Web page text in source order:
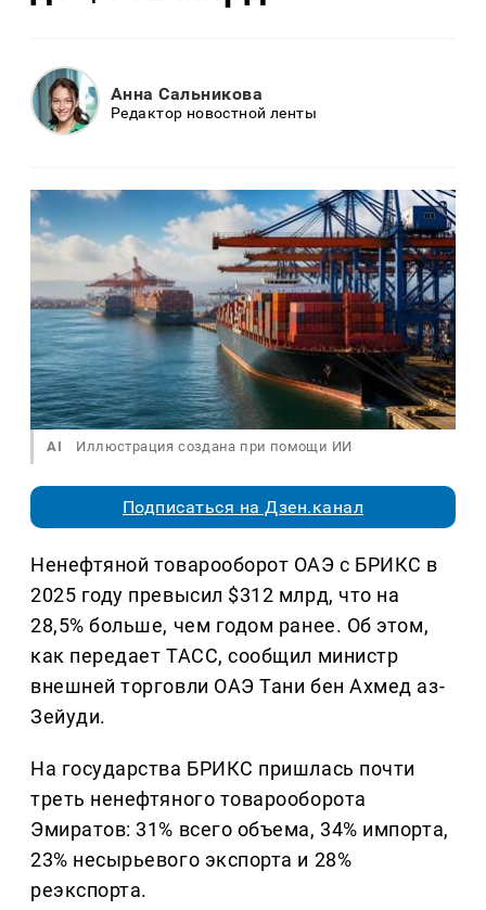
Анна Сальникова
Редактор новостной ленты
AI Иллюстрация создана при помощи ИИ
Подписаться на Дзен.канал
Ненефтяной товарооборот ОАЭ с БРИКС в
2025 году превысил $312 млрд, что на
28,5% больше, чем годом ранее. Об этом,
как передает ТАСС, сообщил министр
внешней торговли ОАЭ Тани бен Ахмед аз-
Зейуди.
На государства БРИКС пришлась почти
треть ненефтяного товарооборота
Эмиратов: 31% всего объема, 34% импорта,
23% несырьевого экспорта и 28%
реэкспорта.